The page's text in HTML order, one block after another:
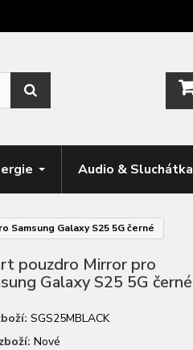
Audio & Sluchátka
Samsung Galaxy S25 5G černé
pouzdro Mirror pro
Galaxy S25 5G černé
SGS25MBLACK
Nové